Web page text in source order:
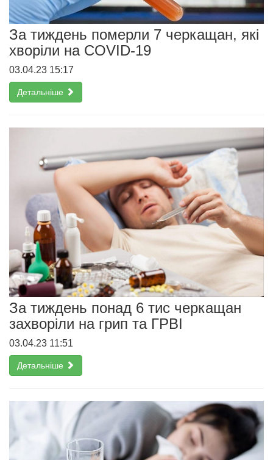
За тиждень померли 7 черкащан, які
хворіли на COVID-19
03.04.23 15:17
Детальніше
За тиждень понад 6 тис черкащан
захворіли на грип та ГРВІ
03.04.23 11:51
Детальніше